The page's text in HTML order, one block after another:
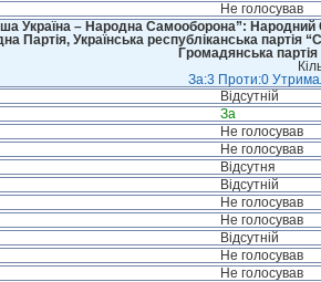
Не голосував
Україна – Народна Самооборона”: Народний
Партія, Українська республіканська
Громадянська
За:3 Проти:0
Відсутній
За
Не голосував
Не голосував
Відсутня
Відсутній
Не голосував
Не голосував
Відсутній
Не голосував
Не голосував